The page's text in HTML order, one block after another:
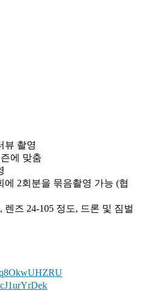
뷰 촬영
에 맞춤
에 2회분을 묶음촬영 가능 (협
즈 24-105 정도, 드론 및 짐벌